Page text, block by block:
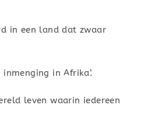
in een land dat zwaar
in Afrika’.
leven waarin iedereen